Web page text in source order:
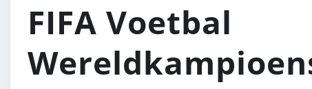
FIFA Voetbal